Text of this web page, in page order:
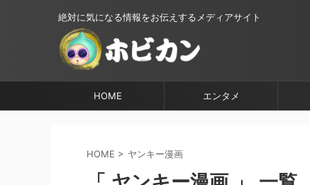
絶対に気になる情報をお伝えするメディアサイト
HOME エンタメ
HOME > ヤンキー漫画